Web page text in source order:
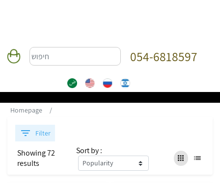
054-6818597
Homepage
Filter
Showing 72
results
Sort by :